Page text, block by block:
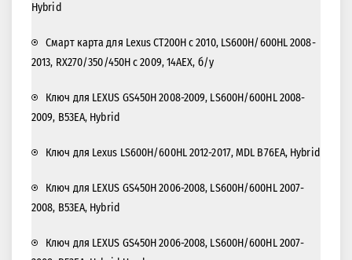
Hybrid
Смарт карта для Lexus CT200H с 2010, LS600H/600HL 2008-
2013, RX270/350/450H с 2009, 14AEX, б/у
Ключ для LEXUS GS450H 2008-2009, LS600H/600HL 2008-
2009, B53EA, Hybrid
Ключ для Lexus LS600H/600HL 2012-2017, MDL B76EA, Hybrid
Ключ для LEXUS GS450H 2006-2008, LS600H/600HL 2007-
2008, B53EA, Hybrid
Ключ для LEXUS GS450H 2006-2008, LS600H/600HL 2007-